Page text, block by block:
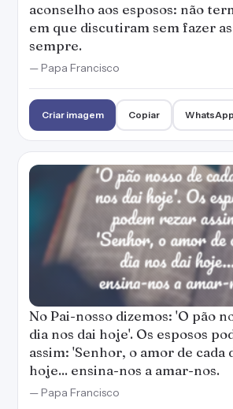
aconselho aos esposos: não
em que discutiram sem fazer
sempre.
— Papa Francisco
Criar imagem Copiar WhatsApp
No Pai-nosso dizemos: 'O pão
dia nos dai hoje'. Os esposos
assim: 'Senhor, o amor de cada
hoje... ensina-nos a amar-nos.
— Papa Francisco